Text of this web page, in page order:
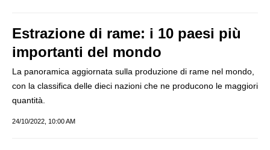
Estrazione di rame: i 10 paesi più
importanti del mondo
La panoramica aggiornata sulla produzione di rame nel mondo,
con la classifica delle dieci nazioni che ne producono le maggiori
quantità.
24/10/2022, 10:00 AM